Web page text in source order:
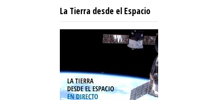
La Tierra desde el Espacio